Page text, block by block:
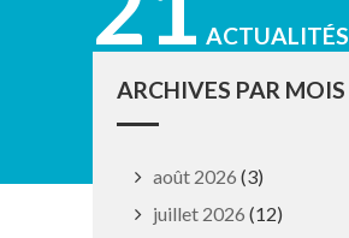
ACTUALITÉS
ARCHIVES PAR MOIS
août 2026 (3)
juillet 2026 (12)